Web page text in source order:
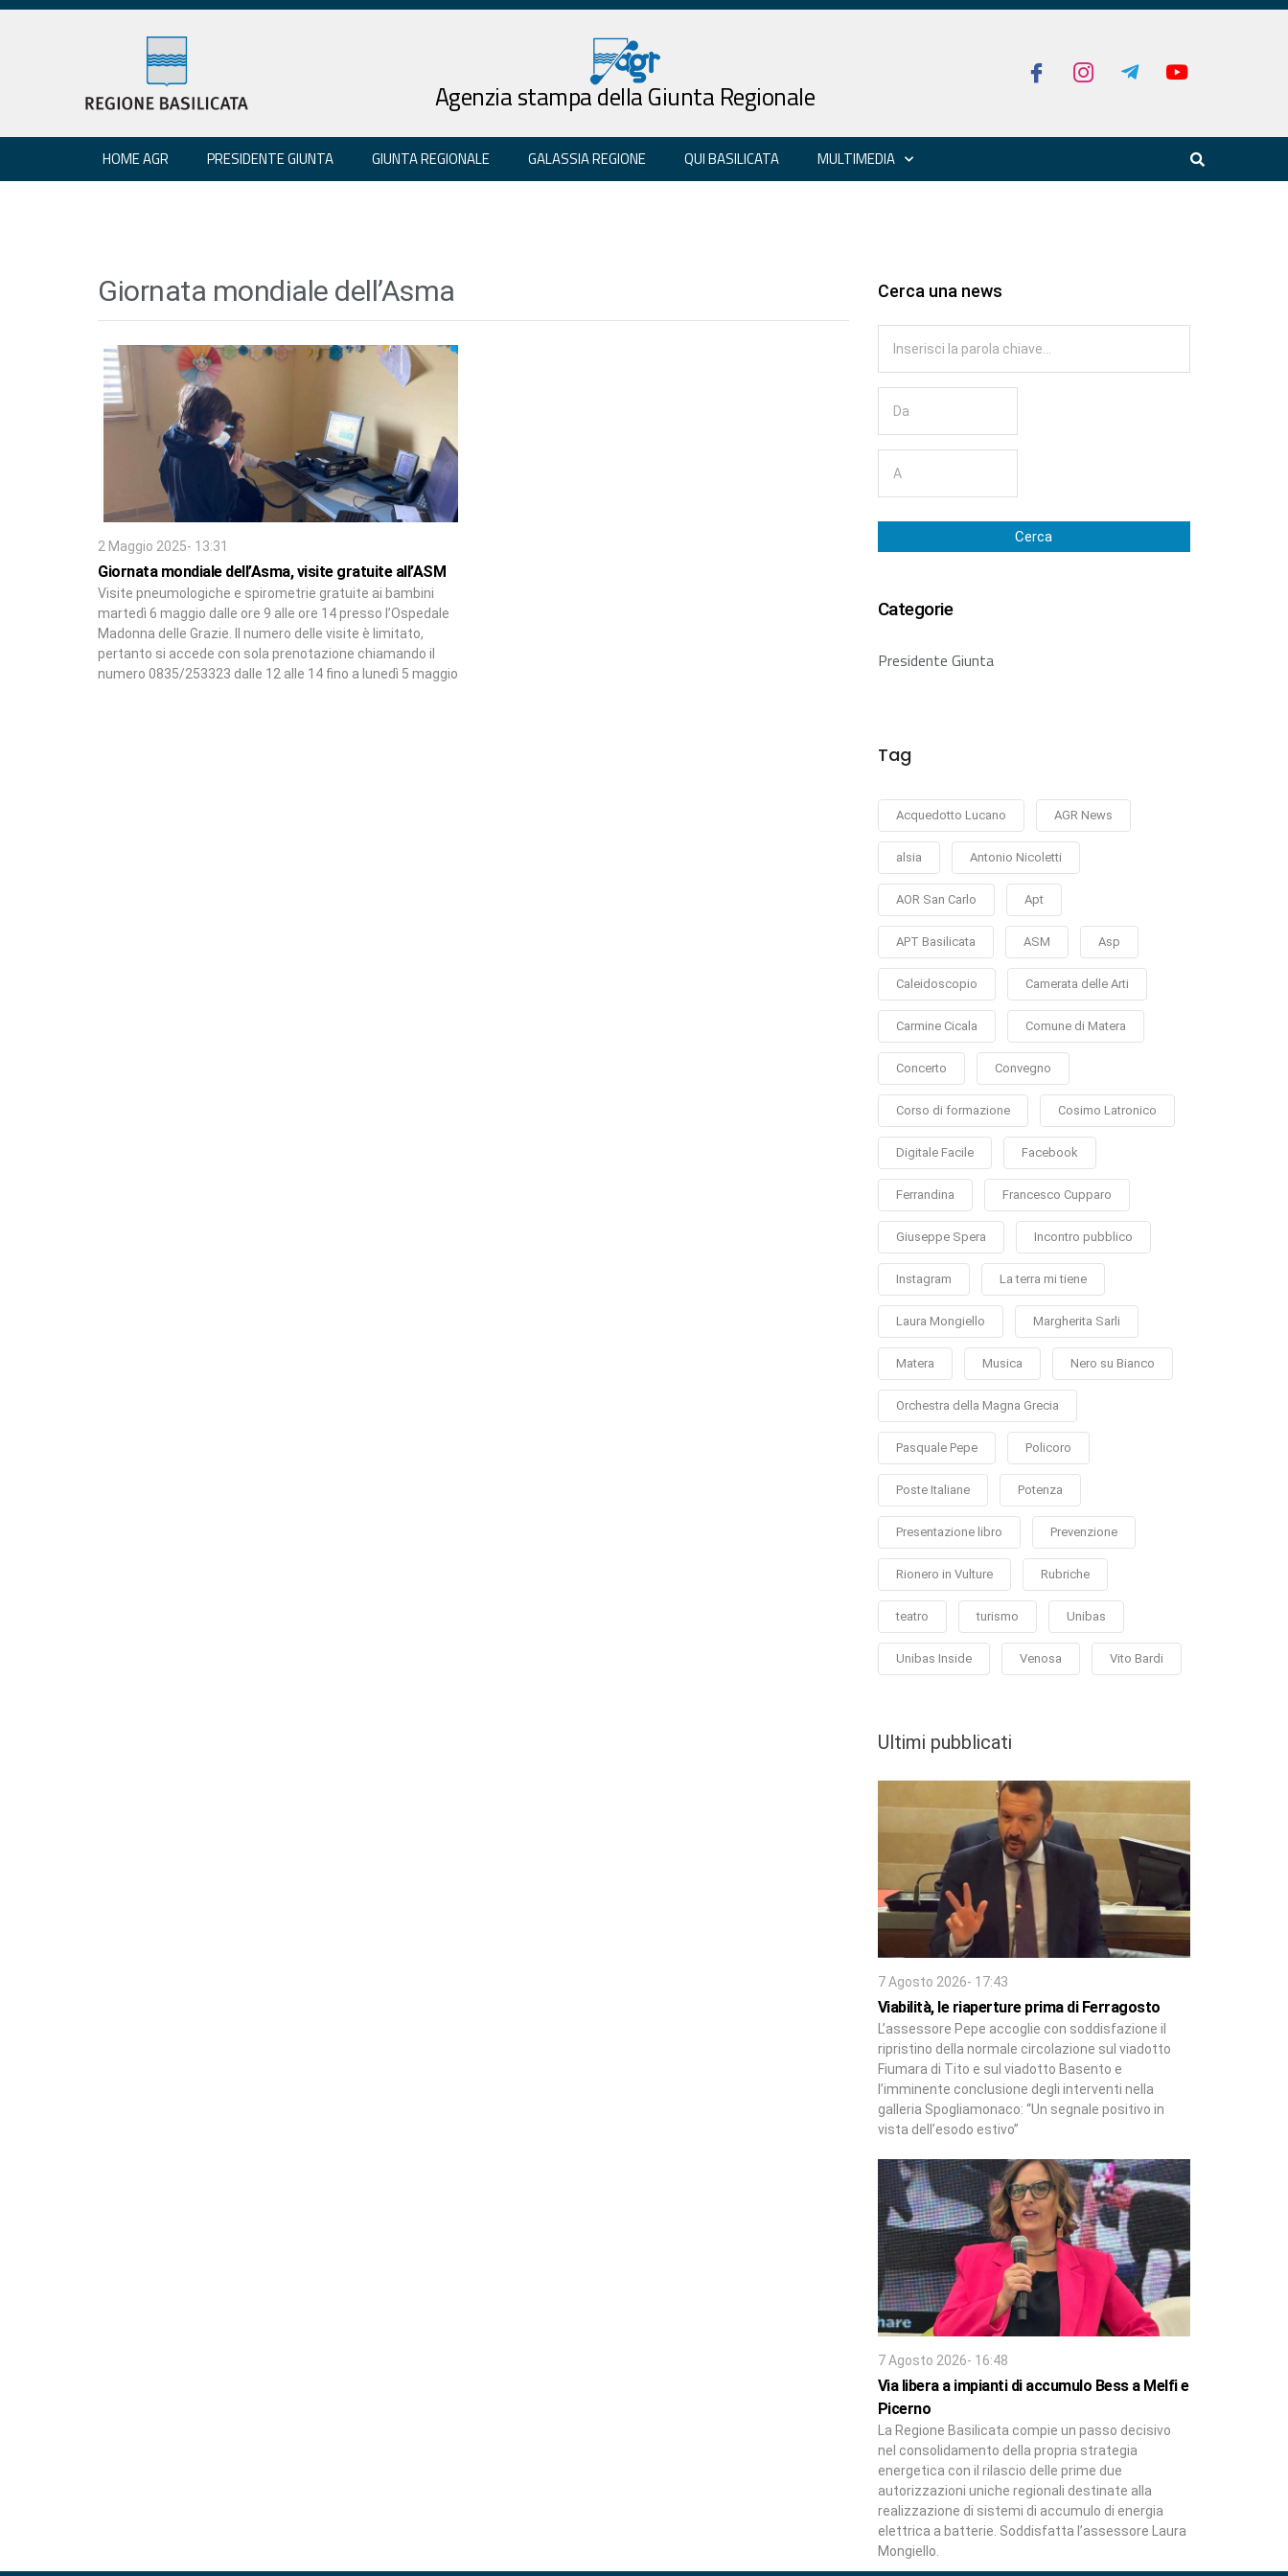
Agenzia stampa della Giunta Regionale
HOME AGR PRESIDENTE GIUNTA GIUNTA REGIONALE GALASSIA REGIONE QUI BASILICATA MULTIMEDIA
Giornata mondiale dell’Asma
2 Maggio 2025- 13:31
Giornata mondiale dell’Asma, visite gratuite all’ASM
Visite pneumologiche e spirometrie gratuite ai bambini
martedì 6 maggio dalle ore 9 alle ore 14 presso l’Ospedale
Madonna delle Grazie. Il numero delle visite è limitato,
pertanto si accede con sola prenotazione chiamando il
numero 0835/253323 dalle 12 alle 14 fino a lunedì 5 maggio
Cerca una news
Cerca
Categorie
Presidente Giunta
Tag
Acquedotto Lucano AGR News
alsia Antonio Nicoletti
AOR San Carlo Apt
APT Basilicata ASM Asp
Caleidoscopio Camerata delle Arti
Carmine Cicala Comune di Matera
Concerto Convegno
Corso di formazione Cosimo Latronico
Digitale Facile Facebook
Ferrandina Francesco Cupparo
Giuseppe Spera Incontro pubblico
Instagram La terra mi tiene
Laura Mongiello Margherita Sarli
Matera Musica Nero su Bianco
Orchestra della Magna Grecia
Pasquale Pepe Policoro
Poste Italiane Potenza
Presentazione libro Prevenzione
Rionero in Vulture Rubriche
teatro turismo Unibas
Unibas Inside Venosa Vito Bardi
Ultimi pubblicati
7 Agosto 2026- 17:43
Viabilità, le riaperture prima di Ferragosto
L’assessore Pepe accoglie con soddisfazione il
ripristino della normale circolazione sul viadotto
Fiumara di Tito e sul viadotto Basento e
l’imminente conclusione degli interventi nella
galleria Spogliamonaco: “Un segnale positivo in
vista dell’esodo estivo”
7 Agosto 2026- 16:48
Via libera a impianti di accumulo Bess a Melfi e
Picerno
La Regione Basilicata compie un passo decisivo
nel consolidamento della propria strategia
energetica con il rilascio delle prime due
autorizzazioni uniche regionali destinate alla
realizzazione di sistemi di accumulo di energia
elettrica a batterie. Soddisfatta l’assessore Laura
Mongiello.